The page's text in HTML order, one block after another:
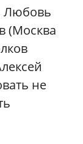
Любовь
(Москва
не